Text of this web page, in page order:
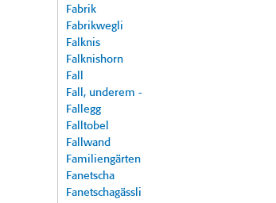
Fabrik
Fabrikwegli
Falknis
Falknishorn
Fall
Fall, underem -
Fallegg
Falltobel
Fallwand
Familiengärten
Fanetscha
Fanetschagässli